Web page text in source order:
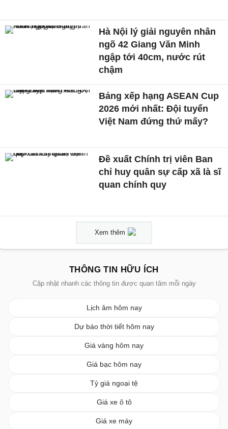
Hà Nội lý giải nguyên nhân
ngõ 42 Giang Văn Minh
ngập tới 40cm, nước rút
chậm
Bảng xếp hạng ASEAN Cup
2026 mới nhất: Đội tuyển
Việt Nam đứng thứ mấy?
Đề xuất Chính trị viên Ban
chỉ huy quân sự cấp xã là sĩ
quan chính quy
Xem thêm
THÔNG TIN HỮU ÍCH
Cập nhật nhanh các thông tin được quan tâm mỗi ngày
Lịch âm hôm nay
Dự báo thời tiết hôm nay
Giá vàng hôm nay
Giá bạc hôm nay
Tỷ giá ngoại tệ
Giá xe ô tô
Giá xe máy